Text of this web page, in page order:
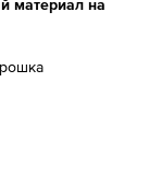
материал на